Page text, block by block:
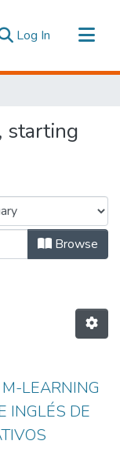
Log In (current)
starting
Browse
LEARNING
INGLÉS DE